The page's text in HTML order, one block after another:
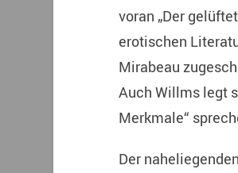
voran „Der
erotischen
Mirabeau
Auch Willms legt
Merkmale“
Der